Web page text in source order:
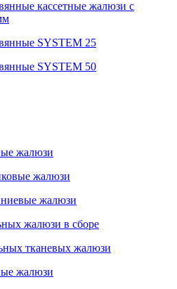
кассетные жалюзи с
SYSTEM 25
SYSTEM 50
жалюзи
жалюзи
жалюзи
жалюзи в сборе
тканевых жалюзи
жалюзи